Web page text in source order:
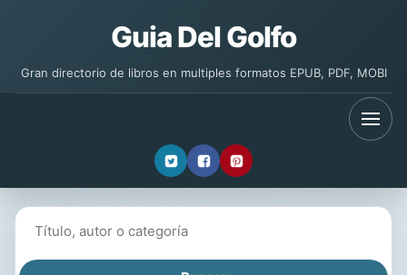
Guia Del Golfo
Gran directorio de libros en multiples formatos EPUB, PDF, MOBI